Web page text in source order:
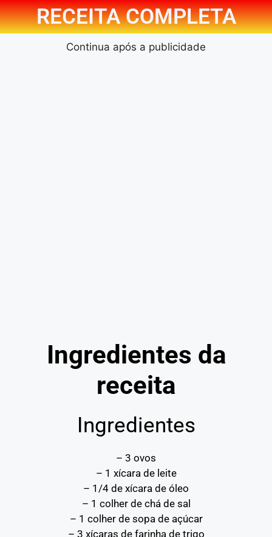
RECEITA COMPLETA
Continua após a publicidade
Ingredientes da
receita
Ingredientes
– 3 ovos
– 1 xícara de leite
– 1/4 de xícara de óleo
– 1 colher de chá de sal
– 1 colher de sopa de açúcar
– 3 xícaras de farinha de trigo